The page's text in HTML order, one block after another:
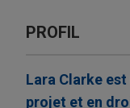
PROFIL
Lara Clarke
projet et en